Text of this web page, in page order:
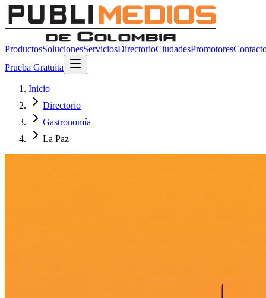
ProductosSolucionesServiciosDirectorioCiudadesPromotores
Prueba Gratuita
Inicio
Directorio
Gastronomía
La Paz